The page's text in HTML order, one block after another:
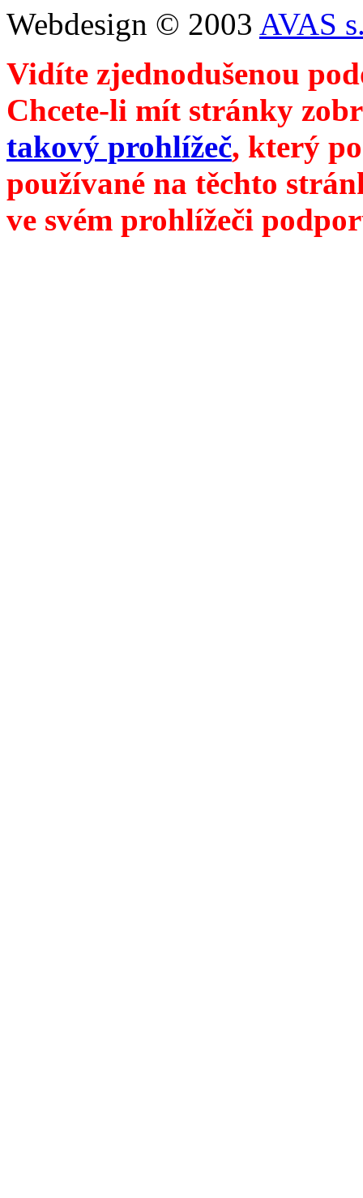
Webdesign © 2003 AVAS
Vidíte zjednodušenou
Chcete-li mít stránky
takový prohlížeč, který
používané na těchto
ve svém prohlížeči